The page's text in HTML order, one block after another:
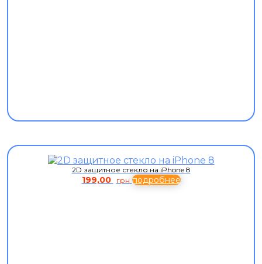
2D защитное стекло на iPhone 8
199,00 грн подробнее